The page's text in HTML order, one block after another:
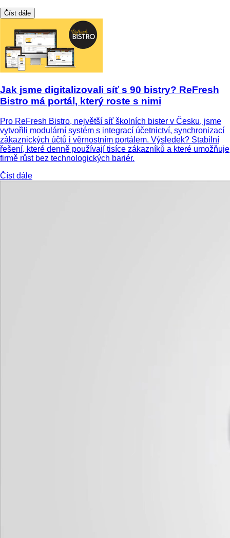
Číst dále
Jak jsme digitalizovali síť s 90 bistry? ReFresh
Bistro má portál, který roste s nimi
Pro ReFresh Bistro, největší síť školních bister v Česku, jsme
vytvořili modulární systém s integrací účetnictví, synchronizací
zákaznických účtů i věrnostním portálem. Výsledek? Stabilní
řešení, které denně používají tisíce zákazníků a které umožňuje
firmě růst bez technologických bariér.
Číst dále